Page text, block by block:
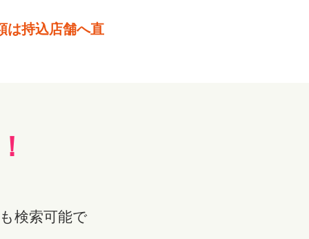
は持込店舗へ直
検索可能で